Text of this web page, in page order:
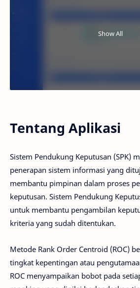
Show All
Tentang Aplikasi
Sistem Pendukung Keputusan (SPK)
penerapan sistem informasi yang
membantu pimpinan dalam proses
keputusan. Sistem Pendukung
untuk membantu pengambilan
kriteria yang sudah ditentukan.
Metode Rank Order Centroid (ROC)
tingkat kepentingan atau
ROC menyampaikan bobot pada